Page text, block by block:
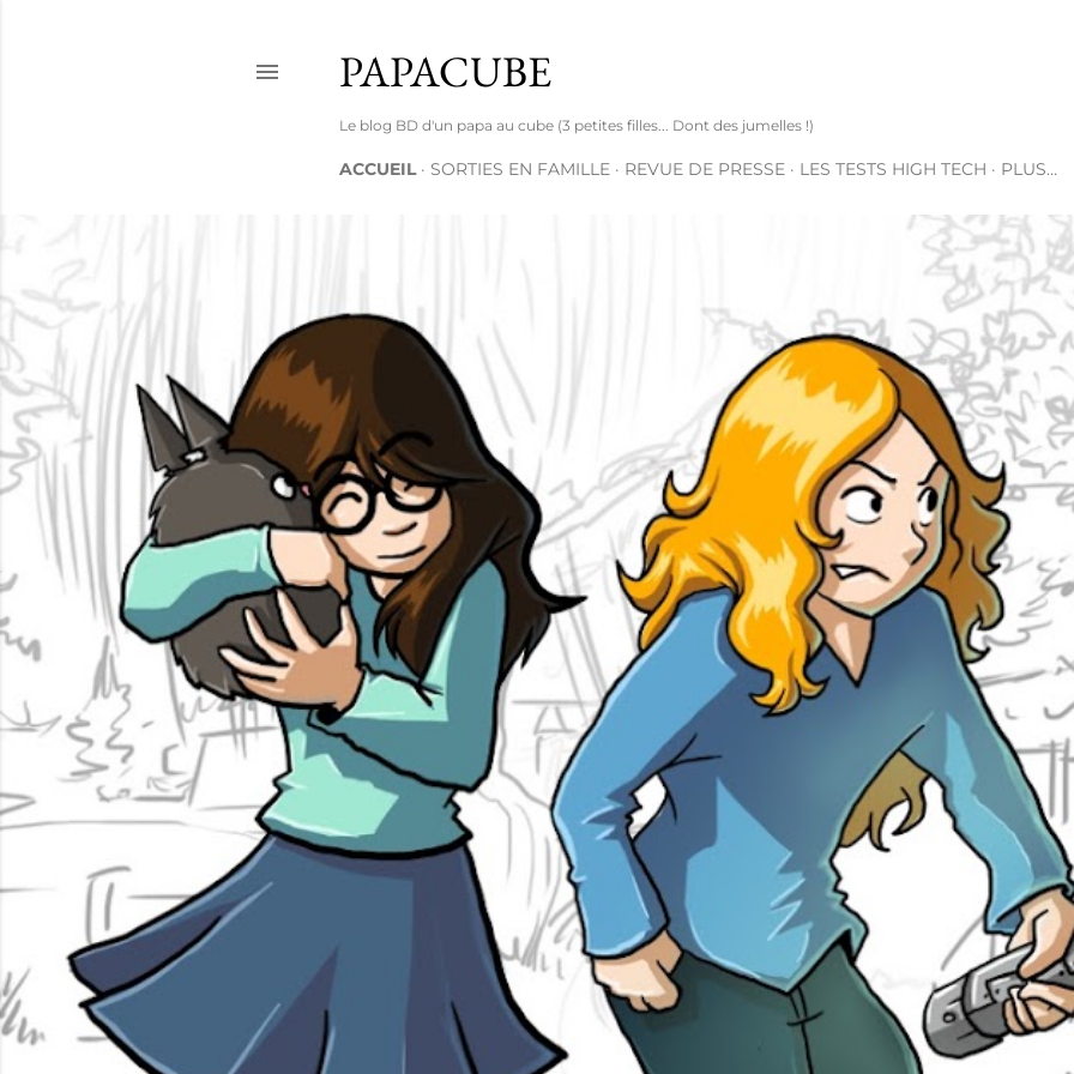
PAPACUBE
Le blog BD d'un papa au cube (3 petites filles... Dont des jumelles !)
ACCUEIL SORTIES EN FAMILLE REVUE DE PRESSE LES TESTS HIGH TECH PLUS…